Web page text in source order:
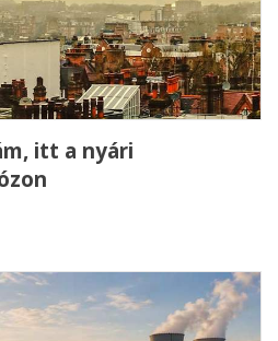
itt a nyári